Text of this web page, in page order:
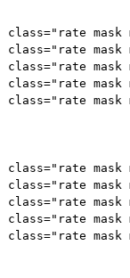
class="rate mask
class="rate mask
class="rate mask
class="rate mask
class="rate mask
class="rate mask
class="rate mask
class="rate mask
class="rate mask
class="rate mask